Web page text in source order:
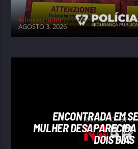
Administrador
AGOSTO 3, 2026
ENCONTRADA EM
MULHER
DOIS DIAS